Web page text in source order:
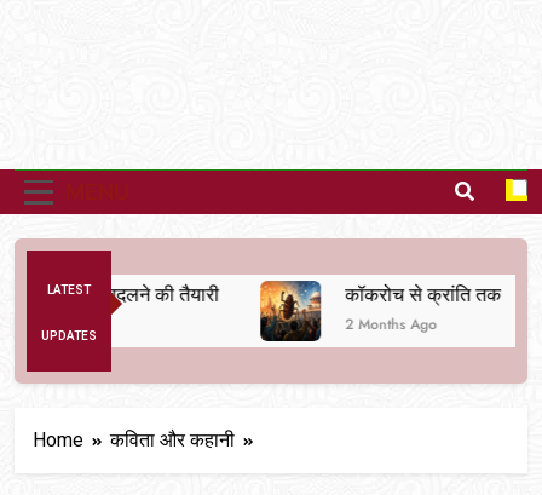
LATEST
UPDATES
बदलने की तैयारी कॉकरोच से क्रांति तक
2 Months Ago
Home कविता और कहानी